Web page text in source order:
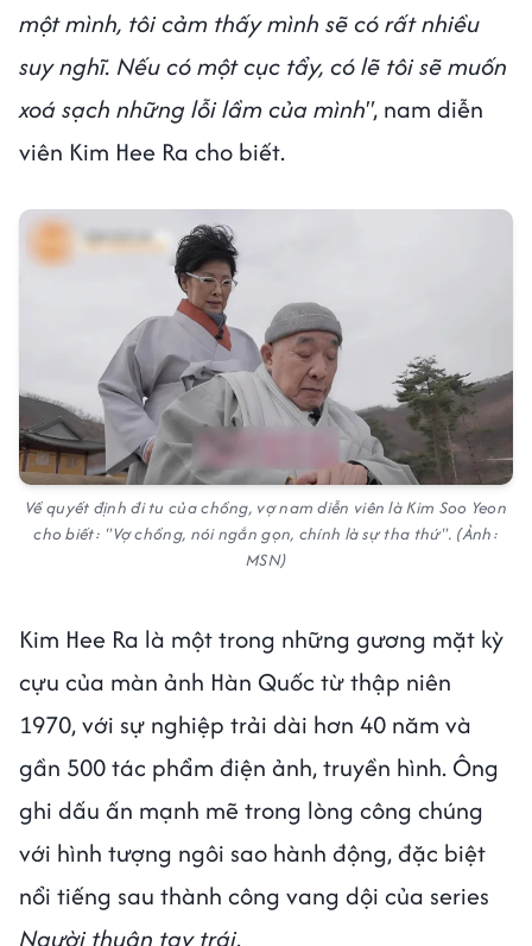
một mình, tôi cảm thấy mình sẽ có rất nhiều
suy nghĩ. Nếu có một cục tẩy, có lẽ tôi sẽ muốn
xoá sạch những lỗi lầm của mình", nam diễn
viên Kim Hee Ra cho biết.
Về quyết định đi tu của chồng, vợ nam diễn viên là Kim Soo Yeon
cho biết: "Vợ chồng, nói ngắn gọn, chính là sự tha thứ". (Ảnh:
MSN)
Kim Hee Ra là một trong những gương mặt kỳ
cựu của màn ảnh Hàn Quốc từ thập niên
1970, với sự nghiệp trải dài hơn 40 năm và
gần 500 tác phẩm điện ảnh, truyền hình. Ông
ghi dấu ấn mạnh mẽ trong lòng công chúng
với hình tượng ngôi sao hành động, đặc biệt
nổi tiếng sau thành công vang dội của series
Người thuận tay trái.